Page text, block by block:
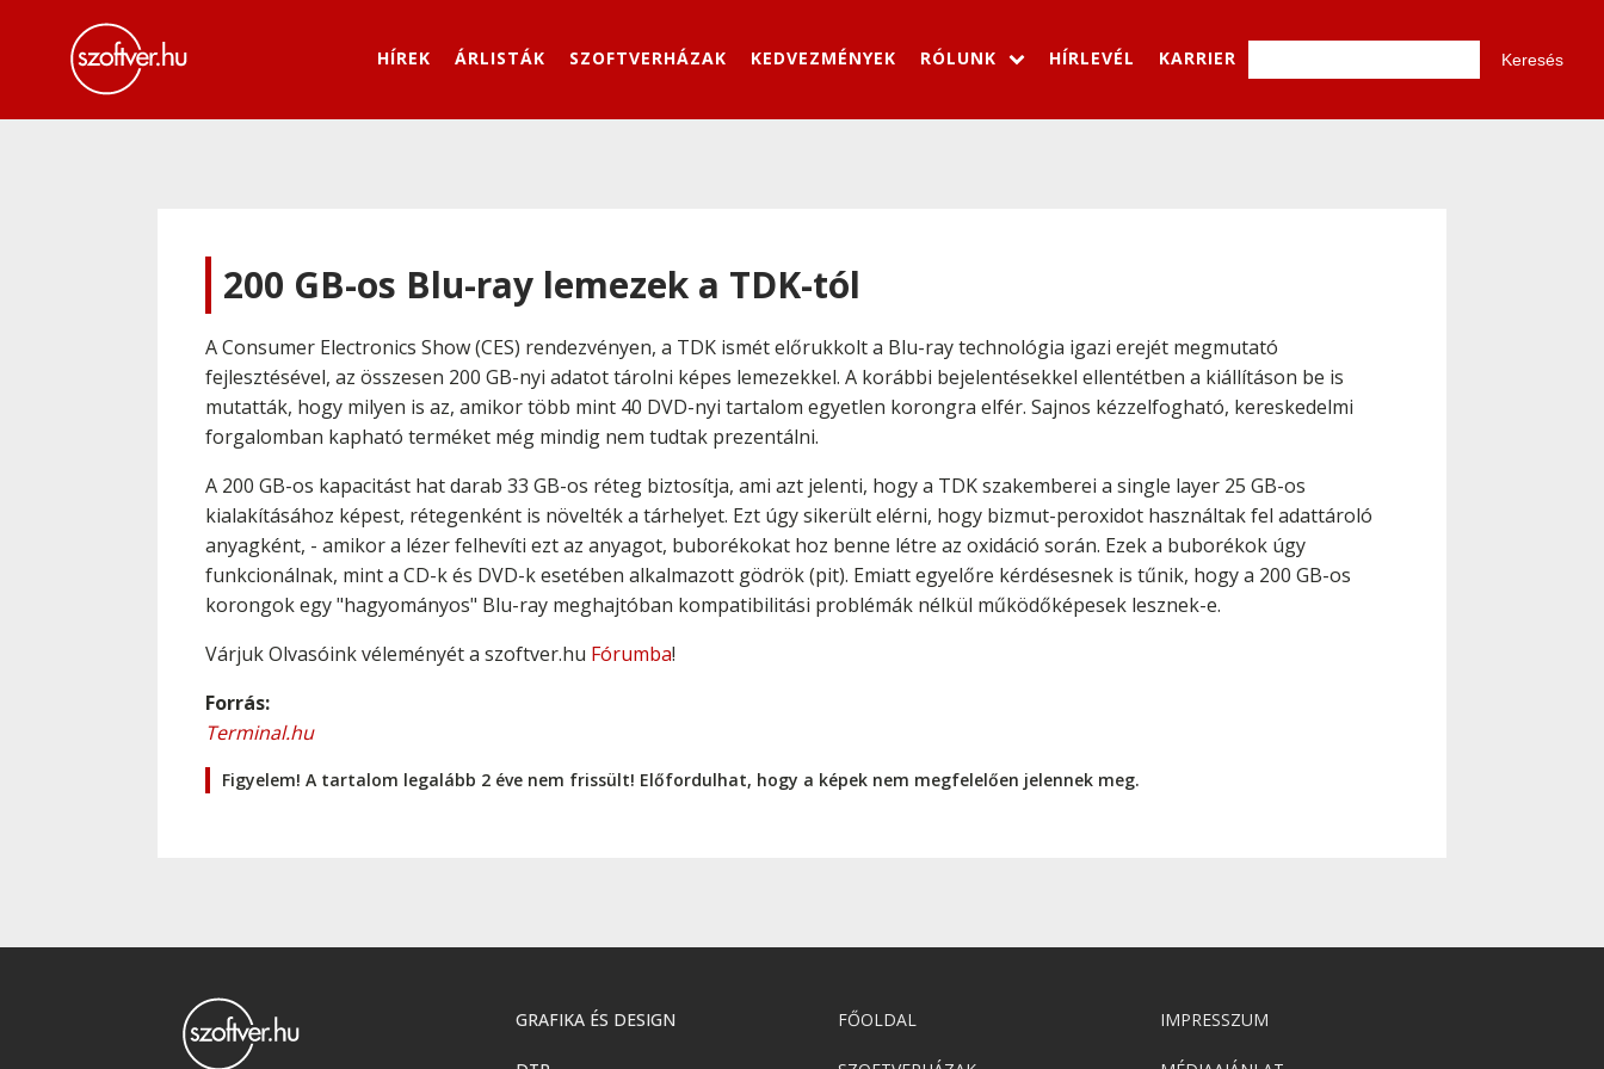
HÍREK ÁRLISTÁK SZOFTVERHÁZAK KEDVEZMÉNYEK RÓLUNK HÍRLEVÉL KARRIER
200 GB-os Blu-ray lemezek a TDK-tól
A Consumer Electronics Show (CES) rendezvényen, a TDK ismét előrukkolt a Blu-ray technológia igazi erejét megmutató
fejlesztésével, az összesen 200 GB-nyi adatot tárolni képes lemezekkel. A korábbi bejelentésekkel ellentétben a kiállításon be is
mutatták, hogy milyen is az, amikor több mint 40 DVD-nyi tartalom egyetlen korongra elfér. Sajnos kézzelfogható, kereskedelmi
forgalomban kapható terméket még mindig nem tudtak prezentálni.
A 200 GB-os kapacitást hat darab 33 GB-os réteg biztosítja, ami azt jelenti, hogy a TDK szakemberei a single layer 25 GB-os
kialakításához képest, rétegenként is növelték a tárhelyet. Ezt úgy sikerült elérni, hogy bizmut-peroxidot használtak fel adattároló
anyagként, - amikor a lézer felhevíti ezt az anyagot, buborékokat hoz benne létre az oxidáció során. Ezek a buborékok úgy
funkcionálnak, mint a CD-k és DVD-k esetében alkalmazott gödrök (pit). Emiatt egyelőre kérdésesnek is tűnik, hogy a 200 GB-os
korongok egy "hagyományos" Blu-ray meghajtóban kompatibilitási problémák nélkül működőképesek lesznek-e.
Várjuk Olvasóink véleményét a szoftver.hu Fórumba!
Forrás:
Terminal.hu
Figyelem! A tartalom legalább 2 éve nem frissült! Előfordulhat, hogy a képek nem megfelelően jelennek meg.
GRAFIKA ÉS DESIGN FŐOLDAL IMPRESSZUM